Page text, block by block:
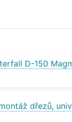
D-150
dřezů,